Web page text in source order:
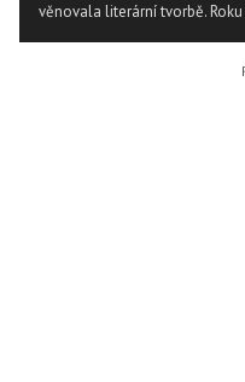
věnovala literární tvorbě.